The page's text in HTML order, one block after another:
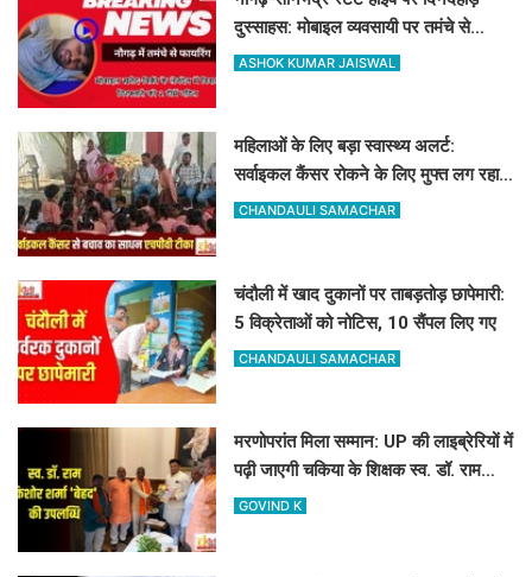
दुस्साहस: मोबाइल व्यवसायी पर तमंचे से
फायरिंग, हाथ में लगी गोली
ASHOK KUMAR JAISWAL
महिलाओं के लिए बड़ा स्वास्थ्य अलर्ट:
सर्वाइकल कैंसर रोकने के लिए मुफ्त लग रहा
HPV का टीका
CHANDAULI SAMACHAR
चंदौली में खाद दुकानों पर ताबड़तोड़ छापेमारी:
5 विक्रेताओं को नोटिस, 10 सैंपल लिए गए
CHANDAULI SAMACHAR
मरणोपरांत मिला सम्मान: UP की लाइब्रेरियों में
पढ़ी जाएगी चकिया के शिक्षक स्व. डॉ. राम
किशोर शर्मा 'बेहद' की पुस्तकें
GOVIND K